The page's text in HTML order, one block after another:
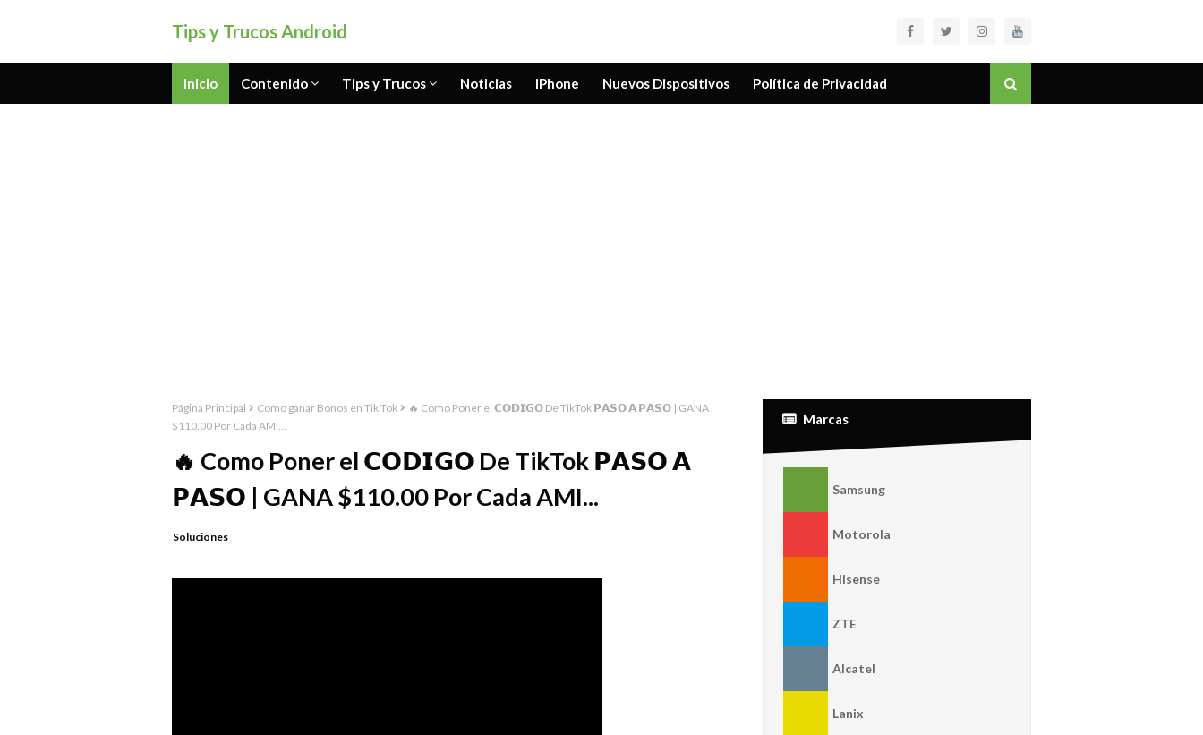
Tips y Trucos Android
Inicio Contenido Tips y Trucos Noticias iPhone Nuevos Dispositivos Política de Privacidad
Página Principal Como ganar Bonos en Tik Tok
🔥 Como Poner el 𝗖𝗢𝗗𝗜𝗚𝗢 De TikTok 𝗣𝗔𝗦𝗢 𝗔 𝗣𝗔𝗦𝗢 | GANA
$110.00 Por Cada AMI...
🔥 Como Poner el 𝗖𝗢𝗗𝗜𝗚𝗢 De TikTok 𝗣𝗔𝗦𝗢 𝗔
𝗣𝗔𝗦𝗢 | GANA $110.00 Por Cada AMI...
Soluciones
Marcas
Samsung
Motorola
Hisense
ZTE
Alcatel
Lanix